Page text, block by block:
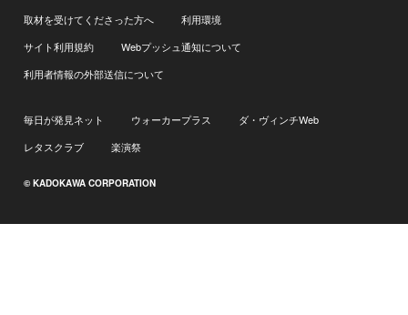
取材を受けてくださった方へ
利用環境
サイト利用規約
Webプッシュ通知について
利用者情報の外部送信について
毎日が発見ネット ウォーカープラス
ダ・ヴィンチWeb
レタスクラブ
楽演祭
© KADOKAWA CORPORATION